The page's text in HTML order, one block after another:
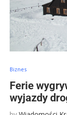
Biznes
Ferie
wyjazdy